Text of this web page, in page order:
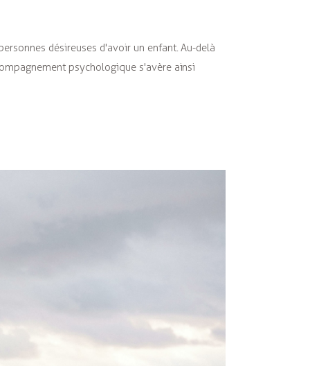
désireuses d'avoir un enfant. Au-delà
psychologique s'avère ainsi